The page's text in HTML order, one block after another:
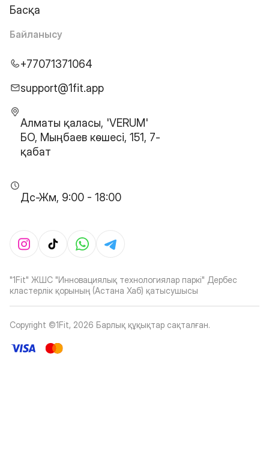
Басқа
Байланысу
+77071371064
support@1fit.app
Алматы қаласы, 'VERUM'
БО, Мыңбаев көшесі, 151, 7-
қабат
Дс-Жм, 9:00 - 18:00
"1Fit" ЖШС "Инновациялық технологиялар паркі" Дербес
кластерлік қорының (Астана Хаб) қатысушысы
Copyright ©1Fit, 2026 Барлық құқықтар сақталған.